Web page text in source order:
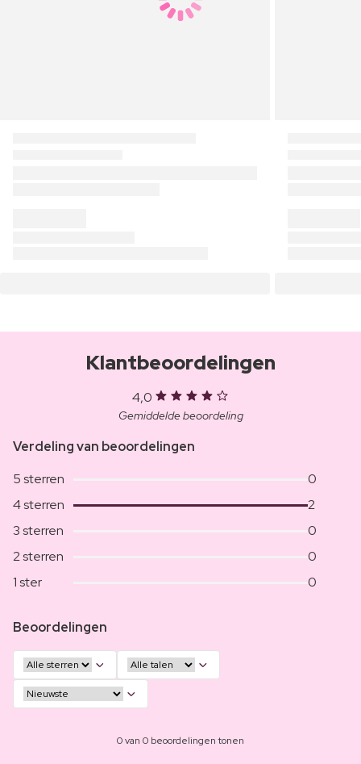
Klantbeoordelingen
4,0
Gemiddelde beoordeling
Verdeling van beoordelingen
5 sterren
0
4 sterren
2
3 sterren
0
2 sterren
0
1 ster
0
Beoordelingen
0 van 0 beoordelingen tonen